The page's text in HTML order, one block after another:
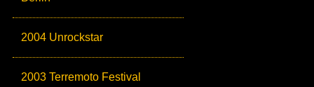
2004 Unrockstar
2003 Terremoto Festival